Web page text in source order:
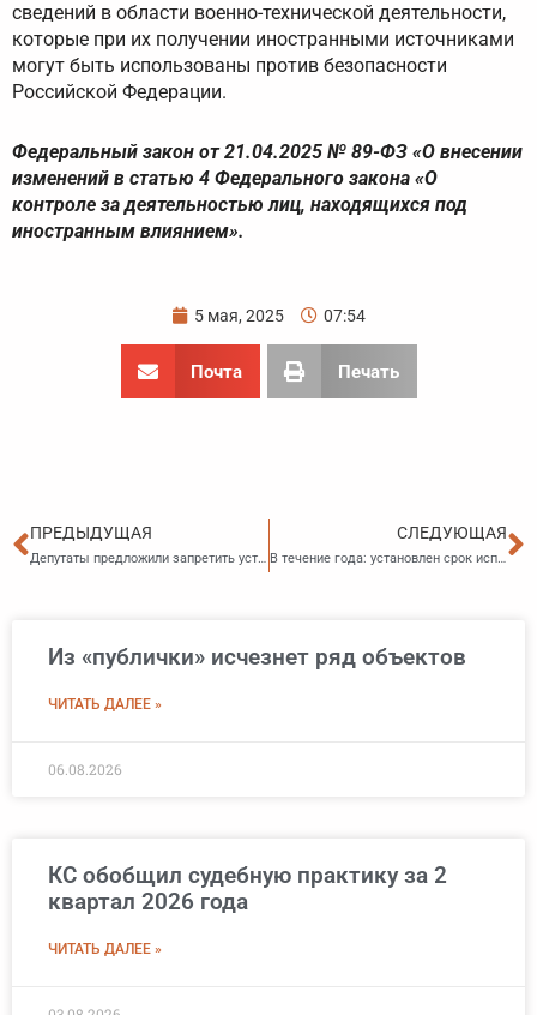
сведений в области военно-технической деятельности,
которые при их получении иностранными источниками
могут быть использованы против безопасности
Российской Федерации.
Федеральный закон от 21.04.2025 № 89-ФЗ «О внесении
изменений в статью 4 Федерального закона «О
контроле за деятельностью лиц, находящихся под
иностранным влиянием».
5 мая, 2025 07:54
Почта Печать
Пред
ПРЕДЫДУЩАЯ
Депутаты предложили запретить уступку долга заемщика третьим лицам
СЛЕДУЮЩАЯ
В течение года: установлен срок исполнения решения о призыве на срочную службу
Из «публички» исчезнет ряд объектов
ЧИТАТЬ ДАЛЕЕ »
06.08.2026
КС обобщил судебную практику за 2
квартал 2026 года
ЧИТАТЬ ДАЛЕЕ »